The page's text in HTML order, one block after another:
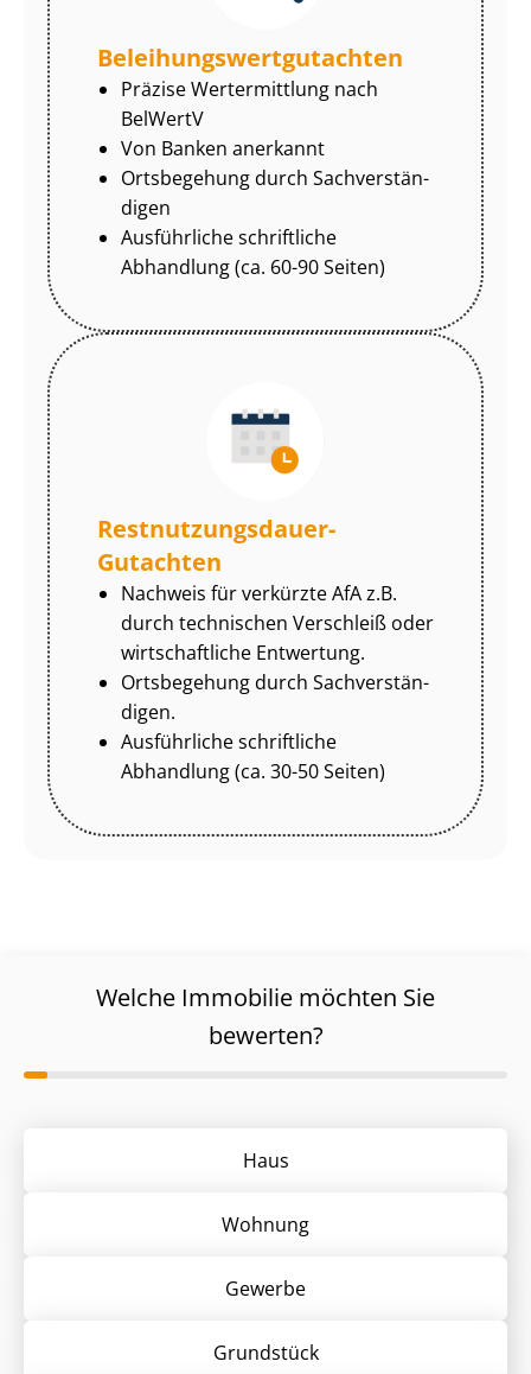
Be­lei­hungs­wert­gut­ach­ten
Präzise Wertermittlung nach
BelWertV
Von Banken anerkannt
Ortsbegehung durch Sach­ver­stän­
di­gen
Ausführliche schriftliche
Abhandlung (ca. 60-90 Seiten)
Rest­nut­zungs­dau­er-
Gutachten
Nachweis für verkürzte AfA z.B.
durch technischen Verschleiß oder
wirtschaftliche Entwertung.
Ortsbegehung durch Sach­ver­stän­
di­gen.
Ausführliche schriftliche
Abhandlung (ca. 30-50 Seiten)
Welche Immobilie möchten Sie
bewerten?
Haus
Wohnung
Gewerbe
Grund­stück